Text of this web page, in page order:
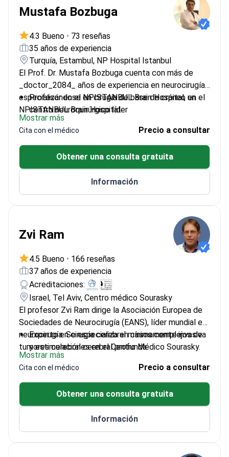
Mustafa Bozbuga
4.3 Bueno • 73 reseñas
35 años de experiencia
Turquía, Estambul, NP Hospital Istanbul
El Prof. Dr. Mustafa Bozbuga cuenta con más de
_doctor_2084_ años de experiencia en neurocirugía,
especializándose en cirugía de base de cráneo en el
NPISTANBUL Brain Hospital.
Profesor en el NPISTANBUL Brain Hospital, un
centro neuroquirúrgico líder
Publicaciones en revistas internacionales y
nacionales revisadas por pares
Presentación de trabajos científicos en
conferencias mundiales
Graduado de la Facultad de Medicina de la
Universidad de Estambul
Completó estudios de posgrado en neurocirugía
Mostrar más
Cita con el médico Precio a consultar
Obtener una consulta gratuita
Información
Zvi Ram
4.5 Bueno • 166 reseñas
37 años de experiencia
Acreditaciones:
Israel, Tel Aviv, Centro médico Sourasky
El profesor Zvi Ram dirige la Asociación Europea de
Sociedades de Neurocirugía (EANS), líder mundial en
neurocirugía. Se especializa en casos complejos de
tumores cerebrales en el Centro Médico Sourasky.
Experto en cirugía cerebral mínimamente invasiva
y estimulación cerebral profunda
Galardonado con el premio de la Fundación
Goldhirsh por tratamientos neurológicos
innovadores
Formado en técnicas microquirúrgicas en Suiza y
neurocirugía guiada por imagen en Grecia
Pionero en terapias basadas en genes para
pacientes con cáncer cerebral
Mostrar más
Cita con el médico Precio a consultar
Obtener una consulta gratuita
Información